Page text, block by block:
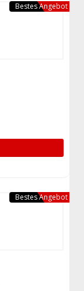
Bestes Angebot
Bestes Angebot